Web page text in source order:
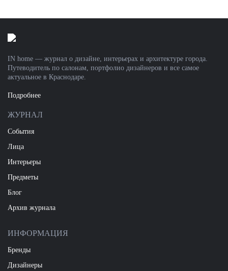
IN home — журнал о дизайне, интерьерах и архитектуре города.
Путеводитель по салонам, портфолио дизайнеров и все самое
актуальное в Краснодаре.
Подробнее
ЖУРНАЛ
События
Лица
Интерьеры
Предметы
Блог
Архив журнала
ИНФОРМАЦИЯ
Бренды
Дизайнеры